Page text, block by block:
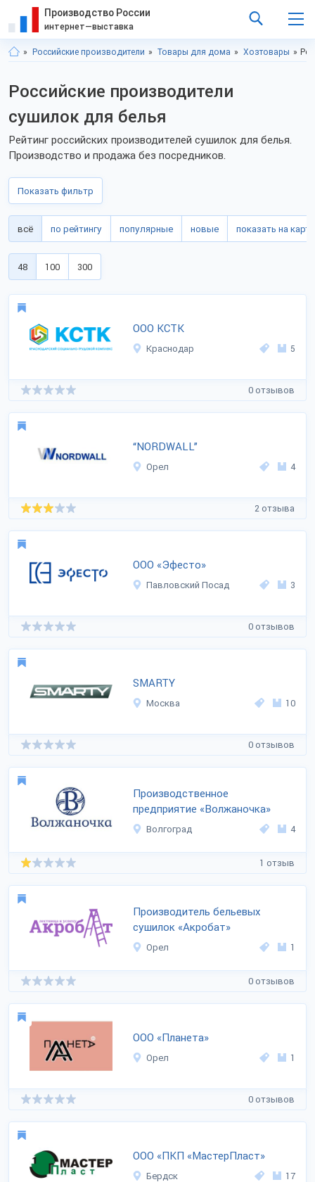
Производство России
интернет—выставка
Российские производители Товары для дома Хозтовары
Российские производители
сушилок для белья
Рейтинг российских производителей сушилок для белья.
Производство и продажа без посредников.
Показать фильтр
всё по рейтингу популярные новые показать на карте
48 100 300
ООО КСТК
Краснодар 5
0 отзывов
“NORDWALL”
Орел 4
2 отзыва
ООО «Эфесто»
Павловский Посад 3
0 отзывов
SMARTY
Москва 10
0 отзывов
Производственное
предприятие «Волжаночка»
Волгоград 4
1 отзыв
Производитель бельевых
сушилок «Акробат»
Орел 1
0 отзывов
ООО «Планета»
Орел 1
0 отзывов
ООО «ПКП «МастерПласт»
Бердск 17